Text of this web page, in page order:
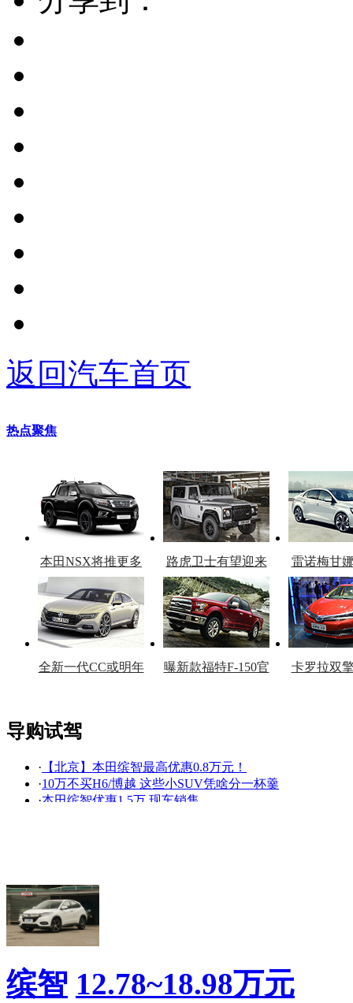
返回汽车首页
热点聚焦
本田NSX将推更多
车型
路虎卫士有望迎来
复产
雷诺梅甘
官
全新一代CC或明年
曝新款福特F-150官
卡罗拉双
看赛车宝贝争奇斗
艳
车模美腿爆乳无惧
导购试驾
· 【北京】本田缤智最高优惠0.8万元！
·10万不买H6/博越 这些小SUV凭啥分一杯羹
·本田缤智优惠1.5万 现车销售
·90后小清新秀长腿 享受SUV纯粹“震”乐趣
·这款合资SUV比缤智大，却还便宜2万元
·买情怀or选销量?Jeep自由侠对比本田缤智
降价促销
缤智 12.78~18.98万元